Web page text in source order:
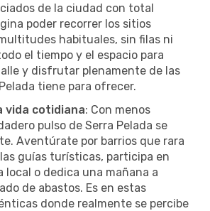
de la ciudad con total
poder recorrer los sitios
habituales, sin filas ni
el tiempo y el espacio para
y disfrutar plenamente de las
tiene para ofrecer.
vida cotidiana: Con menos
pulso de Serra Pelada se
Aventúrate por barrios que rara
guías turísticas, participa en
local o dedica una mañana a
de abastos. Es en estas
donde realmente se percibe